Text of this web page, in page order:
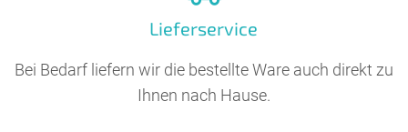
Lieferservice
Bei Bedarf liefern wir die bestellte Ware auch direkt zu
Ihnen nach Hause.